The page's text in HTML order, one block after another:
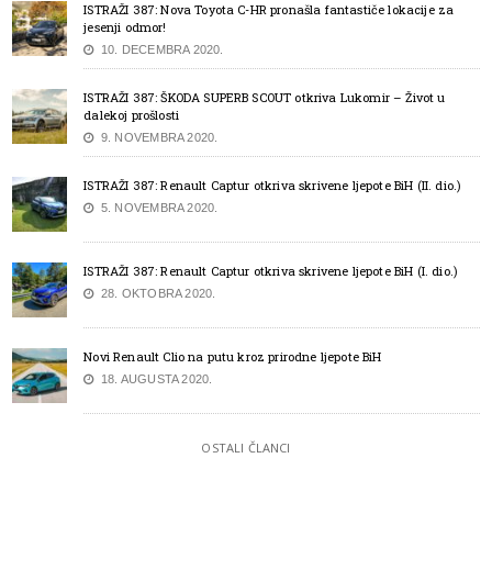
ISTRAŽI 387: Nova Toyota C-HR pronašla fantastiče lokacije za
jesenji odmor!
10. DECEMBRA 2020.
ISTRAŽI 387: ŠKODA SUPERB SCOUT otkriva Lukomir – Život u
dalekoj prošlosti
9. NOVEMBRA 2020.
ISTRAŽI 387: Renault Captur otkriva skrivene ljepote BiH (II. dio.)
5. NOVEMBRA 2020.
ISTRAŽI 387: Renault Captur otkriva skrivene ljepote BiH (I. dio.)
28. OKTOBRA 2020.
Novi Renault Clio na putu kroz prirodne ljepote BiH
18. AUGUSTA 2020.
OSTALI ČLANCI